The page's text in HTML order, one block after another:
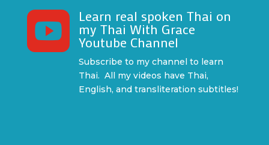
 Learn real spoken Thai on
my Thai With Grace
Youtube Channel
Subscribe to my channel to learn
Thai. All my videos have Thai,
English, and transliteration subtitles!